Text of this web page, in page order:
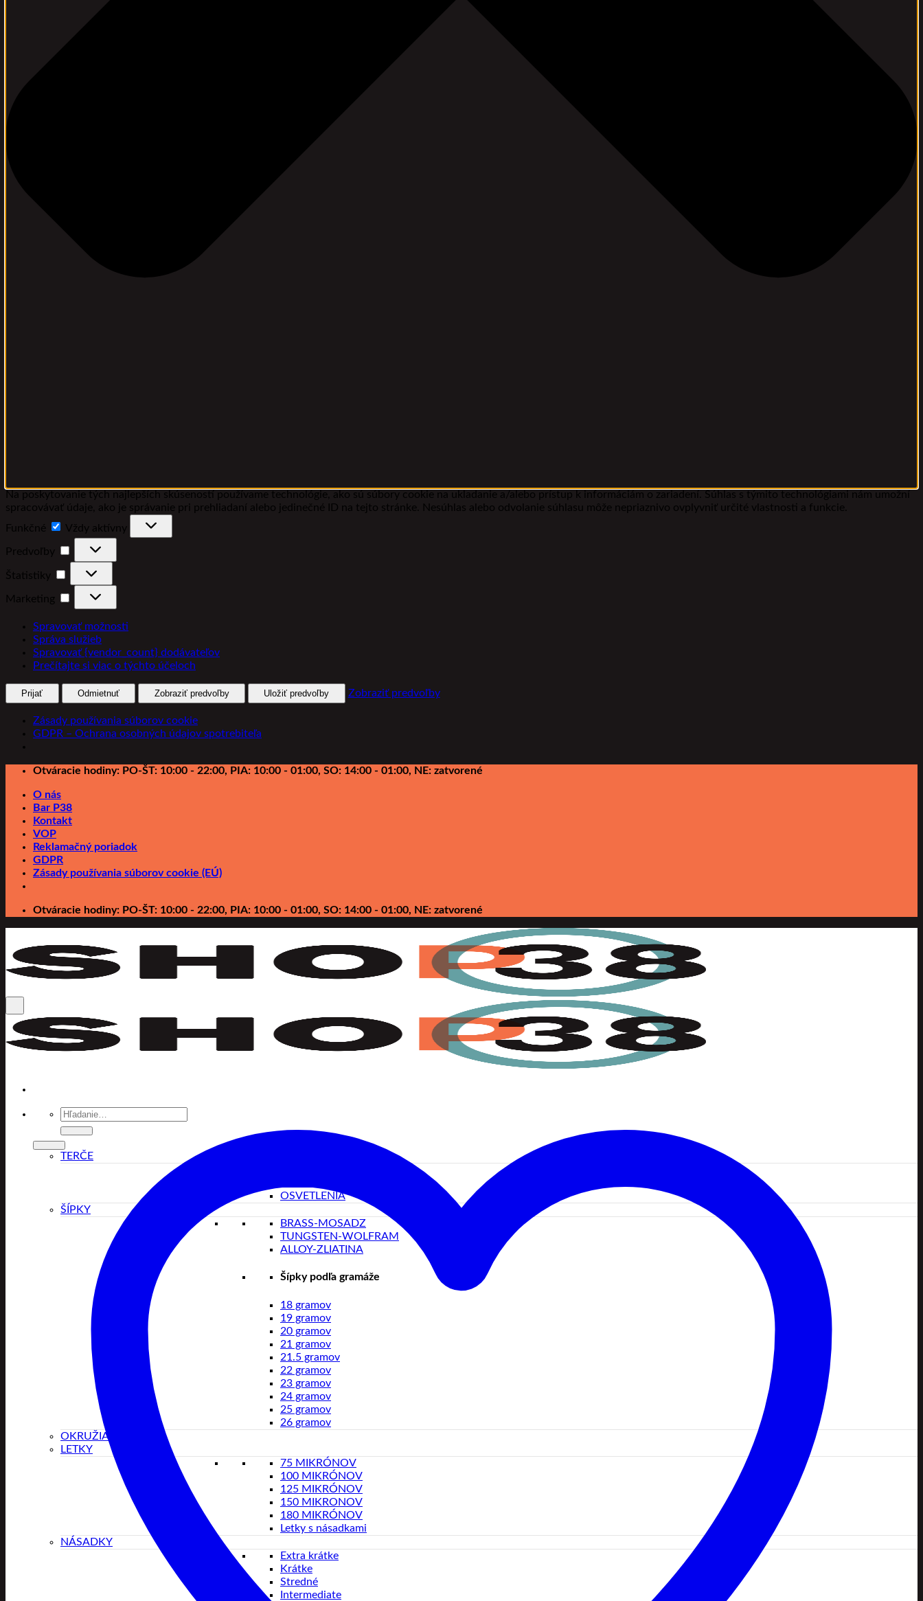
Na poskytovanie tých najlepších skúseností používame technológie, ako sú súbory cookie na ukladanie a/alebo prístup k informáciám o zariadení. Súhlas s týmito technológiami nám umožní
spracovávať údaje, ako je správanie pri prehliadaní alebo jedinečné ID na tejto stránke. Nesúhlas alebo odvolanie súhlasu môže nepriaznivo ovplyvniť určité vlastnosti a funkcie.
Funkčné
Vždy aktívny
Predvoľby
Predvoľby
Štatistiky
Marketing
Marketing
Spravovať možnosti
Správa služieb
Spravovať {vendor_count} dodávateľov
Prečítajte si viac o týchto účeloch
Prijať Odmietnuť Zobraziť predvoľby Uložiť predvoľby Zobraziť predvoľby
Zásady používania súborov cookie
GDPR – Ochrana osobných údajov spotrebiteľa
Preskočiť
obsah
Otváracie hodiny: PO-ŠT: 10:00 - 22:00, PIA: 10:00 - 01:00, SO: 14:00 - 01:00, NE: zatvorené
O nás
Bar P38
Kontakt
VOP
Reklamačný poriadok
GDPR
Zásady používania súborov cookie (EÚ)
Otváracie hodiny: PO-ŠT: 10:00 - 22:00, PIA: 10:00 - 01:00, SO: 14:00 - 01:00, NE: zatvorené
Hľadať:
TERČE
OSVETLENIA
ŠÍPKY
BRASS-MOSADZ
TUNGSTEN-WOLFRAM
ALLOY-ZLIATINA
Šípky podľa gramáže
18 gramov
19 gramov
20 gramov
21 gramov
21.5 gramov
22 gramov
23 gramov
24 gramov
25 gramov
26 gramov
OKRUŽIA
LETKY
75 MIKRÓNOV
100 MIKRÓNOV
125 MIKRÓNOV
150 MIKRONOV
180 MIKRÓNOV
Letky s násadkami
NÁSADKY
Extra krátke
Krátke
Stredné
Intermediate